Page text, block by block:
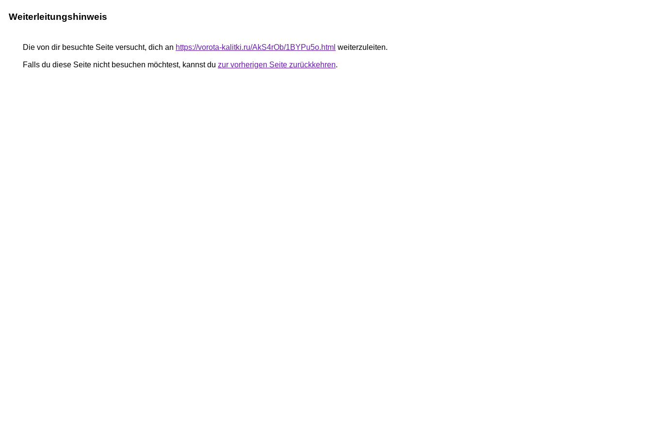
Weiterleitungshinweis
Die von dir besuchte Seite versucht, dich an https://vorota-kalitki.ru/AkS4rOb/1BYPu5o.html weiterzuleiten.
Falls du diese Seite nicht besuchen möchtest, kannst du zur vorherigen Seite zurückkehren.